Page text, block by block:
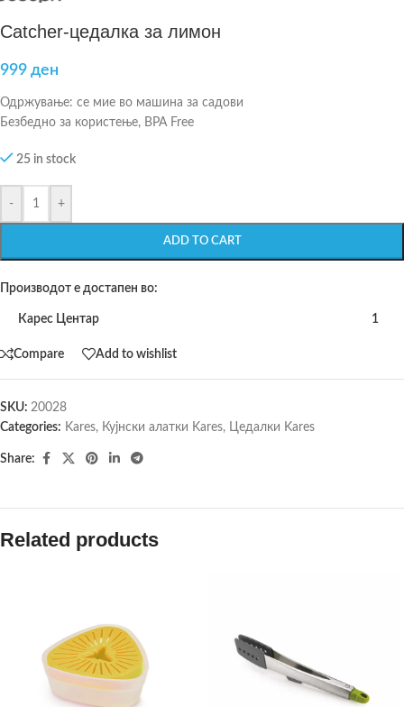
Catcher-цедалка за лимон
999 ден
Одржување: се мие во машина за садови
Безбедно за користење, BPA Free
25 in stock
- +
ADD TO CART
Производот е достапен во:
Карес Центар 1
Compare Add to wishlist
SKU: 20028
Categories: Kares, Кујнски алатки Kares, Цедалки Kares
Share:
Related products